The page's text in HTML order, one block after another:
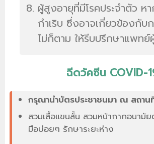
ผู้สูงอายุที่มีโรคประจำตัว ห
กำเริบ ซึ่งอาจเกี่ยวข้องกับ
ไม่ก็ตาม ให้รีบปรึกษาแพท
ฉีดวัคซีน COVID-
กรุณานำบัตรประชาชนมา ณ สถาน
สวมเสื้อแขนสั้น สวมหน้ากากอนามั
มือบ่อยๆ รักษาระยะห่าง